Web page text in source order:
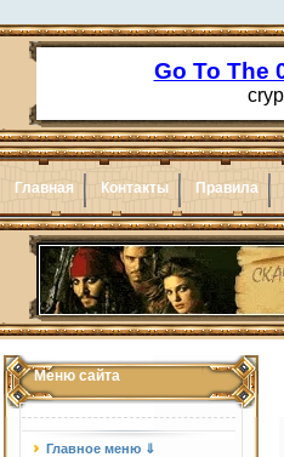
Главная Контакты Правила
Меню сайта
Главное меню ⇓